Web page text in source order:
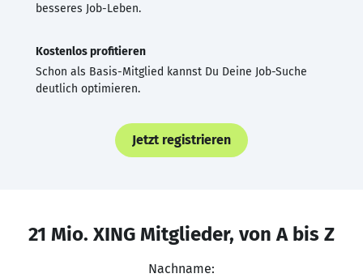
besseres Job-Leben.
Kostenlos profitieren
Schon als Basis-Mitglied kannst Du Deine Job-Suche
deutlich optimieren.
Jetzt registrieren
21 Mio. XING Mitglieder, von A bis Z
Nachname: